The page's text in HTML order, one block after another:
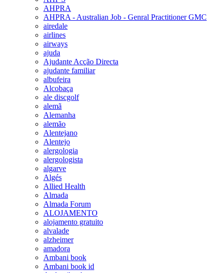
AHPRA
AHPRA - Australian Job - Genral Practitioner GMC
airedale
airlines
airways
ajuda
Ajudante Acção Directa
ajudante familiar
albufeira
Alcobaça
ale discgolf
alemã
Alemanha
alemão
Alentejano
Alentejo
alergologia
alergologista
algarve
Algés
Allied Health
Almada
Almada Forum
ALOJAMENTO
alojamento gratuito
alvalade
alzheimer
amadora
Ambani book
Ambani book id